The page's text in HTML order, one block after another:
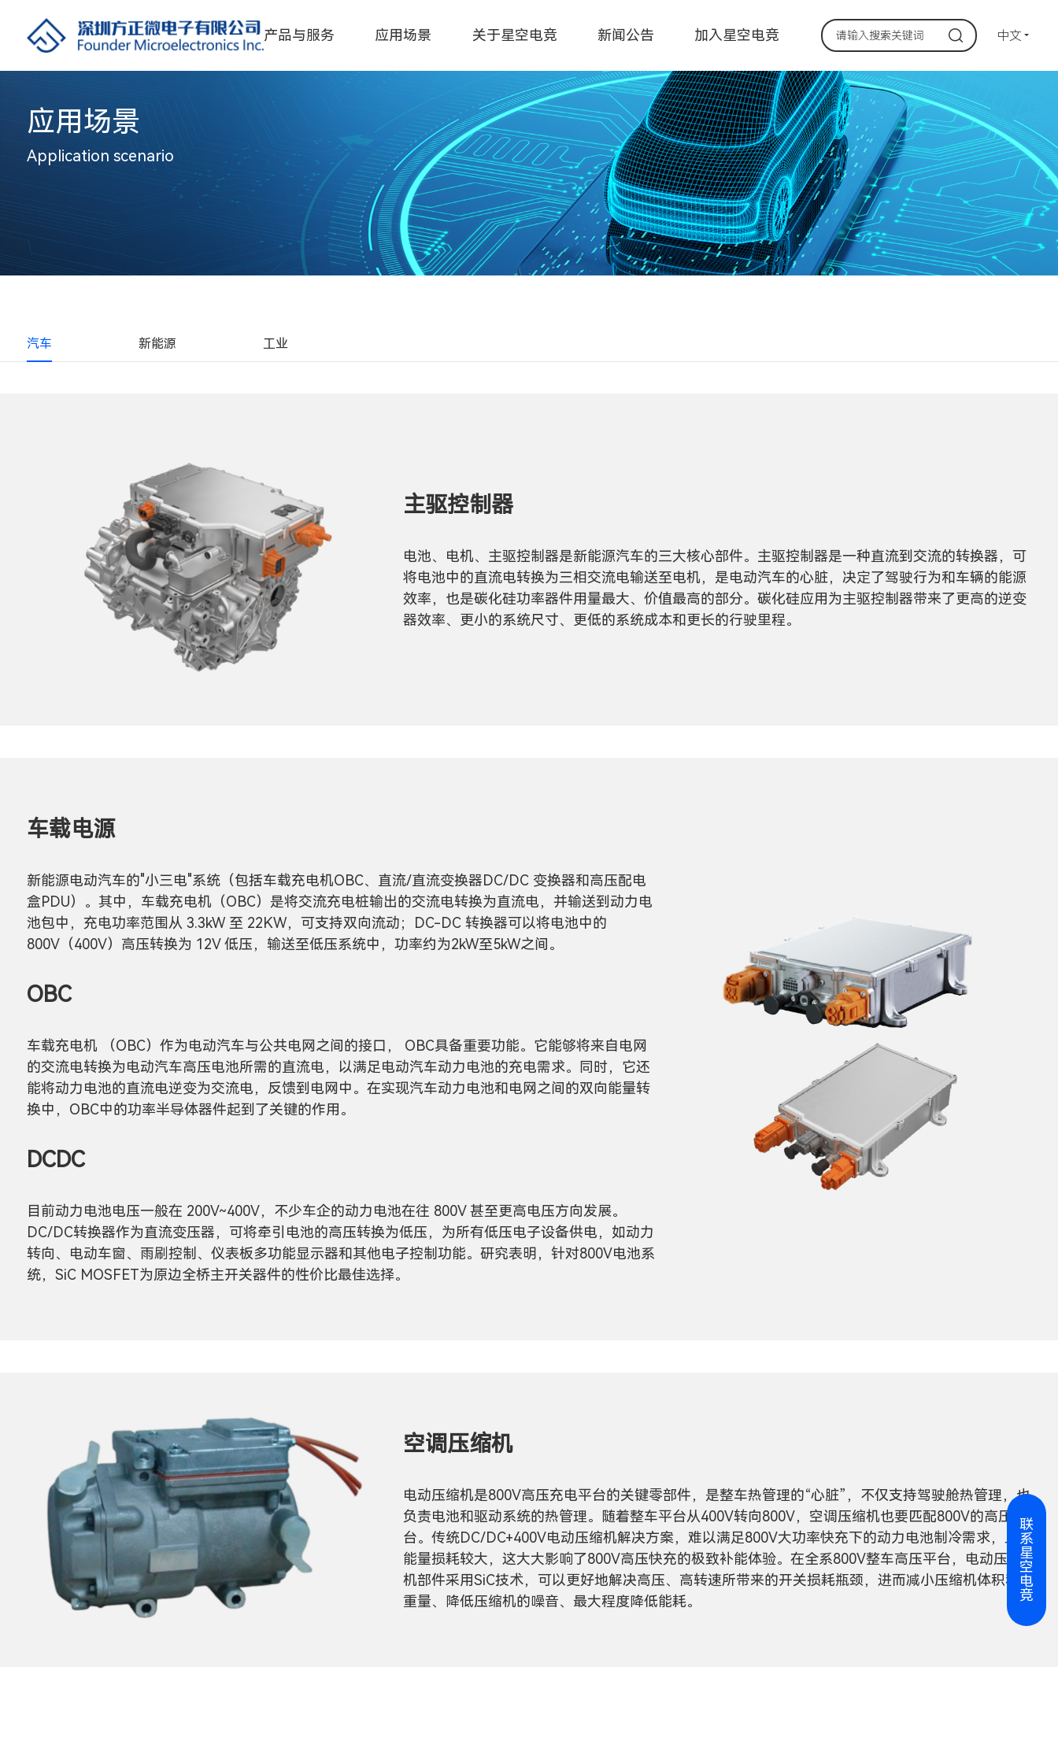
产品与服务 应用场景 关于星空电竞 新闻公告 加入星空电竞 中文
应用场景
Application scenario
汽车 新能源 工业
主驱控制器
电池、电机、主驱控制器是新能源汽车的三大核心部件。主驱控制器是一种直流到交流的转换器，可
将电池中的直流电转换为三相交流电输送至电机，是电动汽车的心脏，决定了驾驶行为和车辆的能源
效率，也是碳化硅功率器件用量最大、价值最高的部分。碳化硅应用为主驱控制器带来了更高的逆变
器效率、更小的系统尺寸、更低的系统成本和更长的行驶里程。
车载电源
新能源电动汽车的"小三电"系统（包括车载充电机OBC、直流/直流变换器DC/DC 变换器和高压配电
盒PDU）。其中，车载充电机（OBC）是将交流充电桩输出的交流电转换为直流电，并输送到动力电
池包中，充电功率范围从 3.3kW 至 22KW，可支持双向流动；DC-DC 转换器可以将电池中的
800V（400V）高压转换为 12V 低压，输送至低压系统中，功率约为2kW至5kW之间。
OBC
车载充电机 （OBC）作为电动汽车与公共电网之间的接口， OBC具备重要功能。它能够将来自电网
的交流电转换为电动汽车高压电池所需的直流电，以满足电动汽车动力电池的充电需求。同时，它还
能将动力电池的直流电逆变为交流电，反馈到电网中。在实现汽车动力电池和电网之间的双向能量转
换中，OBC中的功率半导体器件起到了关键的作用。
DCDC
目前动力电池电压一般在 200V~400V，不少车企的动力电池在往 800V 甚至更高电压方向发展。
DC/DC转换器作为直流变压器，可将牵引电池的高压转换为低压，为所有低压电子设备供电，如动力
转向、电动车窗、雨刷控制、仪表板多功能显示器和其他电子控制功能。研究表明，针对800V电池系
统，SiC MOSFET为原边全桥主开关器件的性价比最佳选择。
空调压缩机
电动压缩机是800V高压充电平台的关键零部件，是整车热管理的“心脏”，不仅支持驾驶舱热管理，也
负责电池和驱动系统的热管理。随着整车平台从400V转向800V，空调压缩机也要匹配800V的高压平
台。传统DC/DC+400V电动压缩机解决方案，难以满足800V大功率快充下的动力电池制冷需求，且
能量损耗较大，这大大影响了800V高压快充的极致补能体验。在全系800V整车高压平台，电动压缩
机部件采用SiC技术，可以更好地解决高压、高转速所带来的开关损耗瓶颈，进而减小压缩机体积和
重量、降低压缩机的噪音、最大程度降低能耗。
联
系
星
空
电
竞